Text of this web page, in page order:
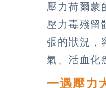
壓力荷爾蒙
壓力毒殘留
張的狀況，
氣、活血化
一遇壓力